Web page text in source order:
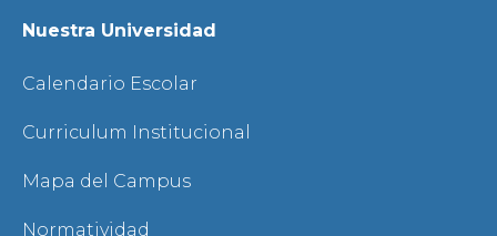
Nuestra Universidad
Calendario Escolar
Curriculum Institucional
Mapa del Campus
Normatividad